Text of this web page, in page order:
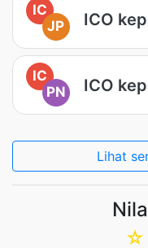
IC
JP
ICO
IC
PN
ICO
Lihat
☆